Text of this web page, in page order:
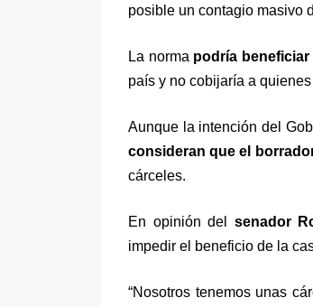
posible un contagio masivo
La norma podría
país y no cobijaría a
Aunque la intención del
consideran que el
cárceles.
En opinión del senador
impedir el beneficio de la
“Nosotros tenemos unas